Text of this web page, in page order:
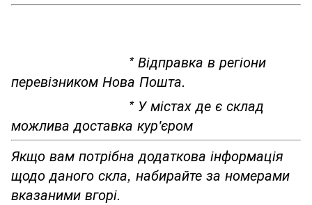
* Відправка в регіони
перевізником Нова Пошта.
* У містах де є склад
можлива доставка кур'єром
Якщо вам потрібна додаткова інформація
щодо даного скла, набирайте за номерами
вказаними вгорі.